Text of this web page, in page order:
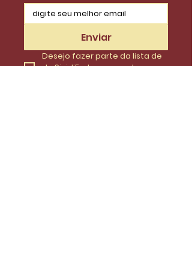
Enviar
Desejo fazer parte da lista de
do SinidiFort para receber